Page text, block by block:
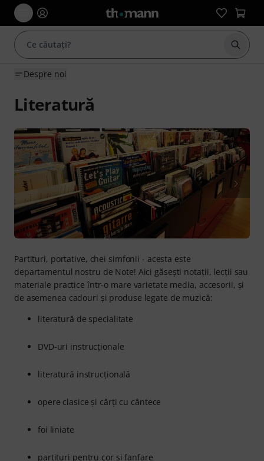
Despre noi
Literatură
Partituri, portative, chei simfonii - acesta este
departamentul nostru de Note! Aici găsești notații, lecții sau
materiale practice într-o mare varietate media, accesorii, și
de asemenea cadouri și produse legate de muzică:
literatură de specialitate
DVD-uri instrucționale
literatură instrucțională
opere clasice și cărți cu cântece
foi liniate
partituri pentru cor și fanfare